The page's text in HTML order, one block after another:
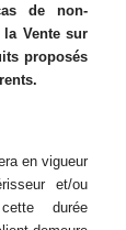
de non-
Vente sur
proposés
en vigueur
et/ou
durée